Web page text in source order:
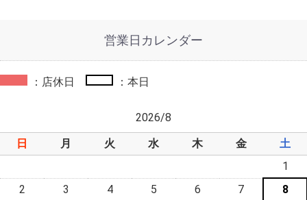
営業日カレンダー
：店休日 ：本日
2026/8
日
月 火 水 木 金
土
1
2
3 4 5 6 7
8